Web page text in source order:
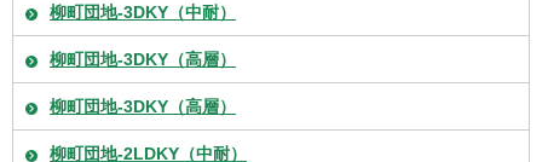
柳町団地-3DKY（中耐）
柳町団地-3DKY（高層）
柳町団地-3DKY（高層）
柳町団地-2LDKY（中耐）